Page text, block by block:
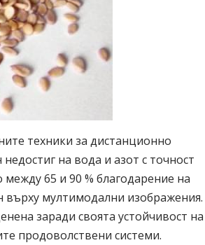
техники за дистанционно
на вода и азот с точност
65 и 90 % благодарение на
върху мултимодални изображения.
заради своята устойчивост на
продоволствени системи.